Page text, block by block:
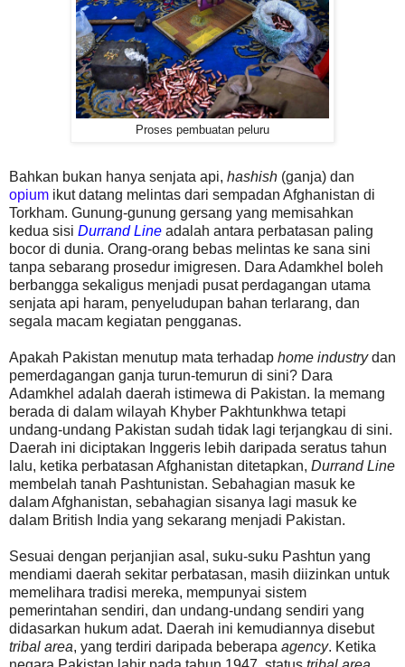
Proses pembuatan peluru
Bahkan bukan hanya senjata api, hashish (ganja) dan
opium ikut datang melintas dari sempadan Afghanistan di
Torkham. Gunung-gunung gersang yang memisahkan
kedua sisi Durrand Line adalah antara perbatasan paling
bocor di dunia. Orang-orang bebas melintas ke sana sini
tanpa sebarang prosedur imigresen. Dara Adamkhel boleh
berbangga sekaligus menjadi pusat perdagangan utama
senjata api haram, penyeludupan bahan terlarang, dan
segala macam kegiatan pengganas.
Apakah Pakistan menutup mata terhadap home industrydan
pemerdagangan ganja turun-temurun di sini? Dara
Adamkhel adalah daerah istimewa di Pakistan. Ia memang
berada di dalam wilayah Khyber Pakhtunkhwa tetapi
undang-undang Pakistan sudah tidak lagi terjangkau di sini.
Daerah ini diciptakan Inggeris lebih daripada seratus tahun
lalu, ketika perbatasan Afghanistan ditetapkan, Durrand Line
membelah tanah Pashtunistan. Sebahagian masuk ke
dalam Afghanistan, sebahagian sisanya lagi masuk ke
dalam British India yang sekarang menjadi Pakistan.
Sesuai dengan perjanjian asal, suku-suku Pashtun yang
mendiami daerah sekitar perbatasan, masih diizinkan untuk
memelihara tradisi mereka, mempunyai sistem
pemerintahan sendiri, dan undang-undang sendiri yang
didasarkan hukum adat. Daerah ini kemudiannya disebut
tribal area, yang terdiri daripada beberapa agency. Ketika